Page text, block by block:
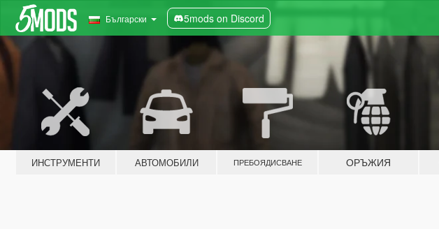
Български 5mods on Discord
ИНСТРУМЕНТИ АВТОМОБИЛИ ПРЕБОЯДИСВАНЕ ОРЪЖИЯ